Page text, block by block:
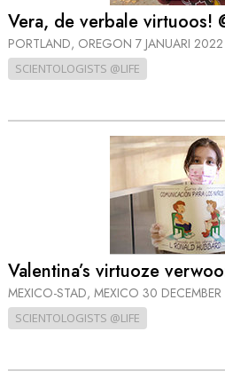
Vera, de verbale virtuoos!
PORTLAND, OREGON 7 JANUARI 2022
SCIENTOLOGISTS @LIFE
Valentina’s virtuoze
MEXICO-STAD, MEXICO 30
SCIENTOLOGISTS @LIFE